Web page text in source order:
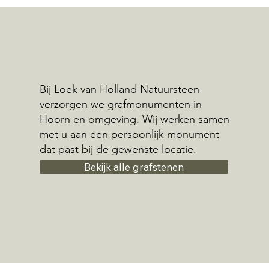
Bij Loek van Holland Natuursteen
verzorgen we grafmonumenten in
Hoorn en omgeving. Wij werken samen
met u aan een persoonlijk monument
dat past bij de gewenste locatie.
Bekijk alle grafstenen